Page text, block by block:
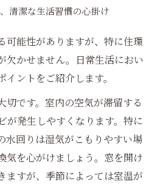
清潔な生活習慣の心掛け
可能性がありますが、特に住環
欠かせません。日常生活におい
ントをご紹介します。
切です。室内の空気が滞留する
が発生しやすくなります。特に
水回りは湿気がこもりやすい場
気を心がけましょう。窓を開け
ますが、季節によっては室温が